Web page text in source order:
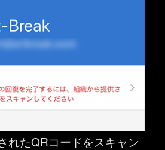
れたQRコードをスキャン